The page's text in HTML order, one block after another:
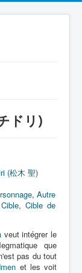
ドリ)
(松木 聖)
,Autre
Cible,Cible de
veut intégrer le
que
pas du tout
et les voit